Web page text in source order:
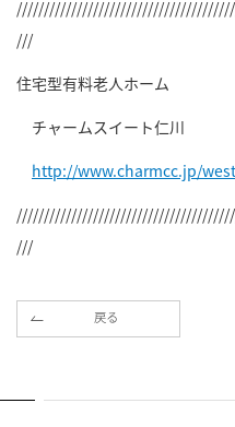
///
住宅型有料老人ホーム
チャームスイート仁川
http://www.charmcc.jp/
///
戻る